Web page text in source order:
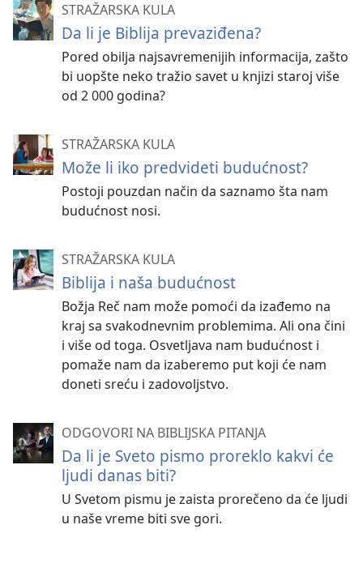
STRAŽARSKA KULA
Da li je Biblija prevaziđena?
Pored obilja najsavremenijih informacija, zašto
bi uopšte neko tražio savet u knjizi staroj više
od 2 000 godina?
STRAŽARSKA KULA
Može li iko predvideti budućnost?
Postoji pouzdan način da saznamo šta nam
budućnost nosi.
STRAŽARSKA KULA
Biblija i naša budućnost
Božja Reč nam može pomoći da izađemo na
kraj sa svakodnevnim problemima. Ali ona čini
i više od toga. Osvetljava nam budućnost i
pomaže nam da izaberemo put koji će nam
doneti sreću i zadovoljstvo.
ODGOVORI NA BIBLIJSKA PITANJA
Da li je Sveto pismo proreklo kakvi će
ljudi danas biti?
U Svetom pismu je zaista prorečeno da će ljudi
u naše vreme biti sve gori.